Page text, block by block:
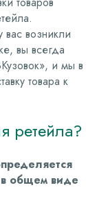
вас возникли
вы всегда
и мы в
товара к
ретейла?
общем виде